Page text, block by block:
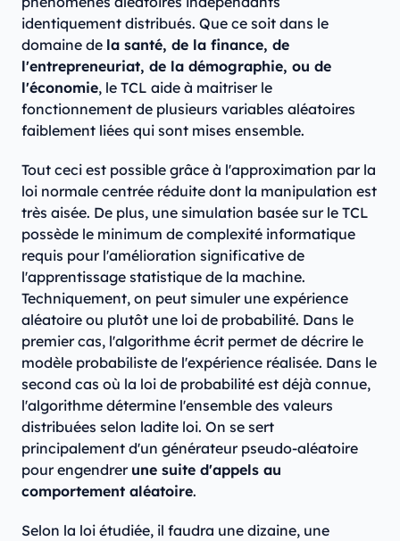
identiquement distribués. Que ce soit dans le
domaine de la santé, de la finance, de
l'entrepreneuriat, de la démographie, ou de
l'économie, le TCL aide à maitriser le
fonctionnement de plusieurs variables aléatoires
faiblement liées qui sont mises ensemble.
Tout ceci est possible grâce à l'approximation par la
loi normale centrée réduite dont la manipulation est
très aisée. De plus, une simulation basée sur le TCL
possède le minimum de complexité informatique
requis pour l'amélioration significative de
l'apprentissage statistique de la machine.
Techniquement, on peut simuler une expérience
aléatoire ou plutôt une loi de probabilité. Dans le
premier cas, l'algorithme écrit permet de décrire le
modèle probabiliste de l'expérience réalisée. Dans le
second cas où la loi de probabilité est déjà connue,
l'algorithme détermine l'ensemble des valeurs
distribuées selon ladite loi. On se sert
principalement d'un générateur pseudo-aléatoire
pour engendrer une suite d'appels au
comportement aléatoire.
Selon la loi étudiée, il faudra une dizaine, une